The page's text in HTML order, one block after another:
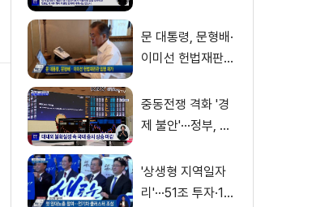
문 대통령, 문형배·
이미선 헌법재판관
중동전쟁 격화 '경
제 불안'···정부, 금
소화
'상생형 지역일자
리'···51조 투자·13